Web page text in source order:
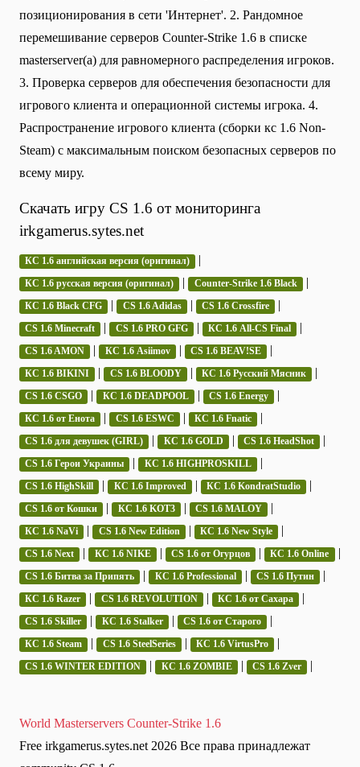
позиционирования в сети 'Интернет'. 2. Рандомное
перемешивание серверов Counter-Strike 1.6 в списке
masterserver(а) для равномерного распределения игроков.
3. Проверка серверов для обеспечения безопасности для
игрового клиента и операционной системы игрока. 4.
Распространение игрового клиента (сборки кс 1.6 Non-
Steam) с максимальным поиском безопасных серверов по
всему миру.
Скачать игру CS 1.6 от мониторинга
irkgamerus.sytes.net
КС 1.6 английская версия (оригинал) |
КС 1.6 русская версия (оригинал) | Counter-Strike 1.6 Black |
КС 1.6 Black CFG | CS 1.6 Adidas | CS 1.6 Crossfire |
CS 1.6 Minecraft | CS 1.6 PRO GFG | КС 1.6 All-CS Final |
CS 1.6 AMON | КС 1.6 Asiimov | CS 1.6 BEAV!SE |
КС 1.6 BIKINI | CS 1.6 BLOODY | КС 1.6 Русский Мясник |
CS 1.6 CSGO | КС 1.6 DEADPOOL | CS 1.6 Energy |
КС 1.6 от Енота | CS 1.6 ESWC | КС 1.6 Fnatic |
CS 1.6 для девушек (GIRL) | КС 1.6 GOLD | CS 1.6 HeadShot |
CS 1.6 Герои Украины | КС 1.6 HIGHPROSKILL |
CS 1.6 HighSkill | КС 1.6 Improved | КС 1.6 KondratStudio |
CS 1.6 от Кошки | КС 1.6 KOT3 | CS 1.6 MALOY |
КС 1.6 NaVi | CS 1.6 New Edition | КС 1.6 New Style |
CS 1.6 Next | КС 1.6 NIKE | CS 1.6 от Огурцов | КС 1.6 Online |
CS 1.6 Битва за Припять | КС 1.6 Professional | CS 1.6 Путин |
КС 1.6 Razer | CS 1.6 REVOLUTION | КС 1.6 от Сахара |
CS 1.6 Skiller | КС 1.6 Stalker | CS 1.6 от Старого |
КС 1.6 Steam | CS 1.6 SteelSeries | КС 1.6 VirtusPro |
CS 1.6 WINTER EDITION | КС 1.6 ZOMBIE | CS 1.6 Zver |
World Masterservers Counter-Strike 1.6
Free irkgamerus.sytes.net 2026 Все права принадлежат